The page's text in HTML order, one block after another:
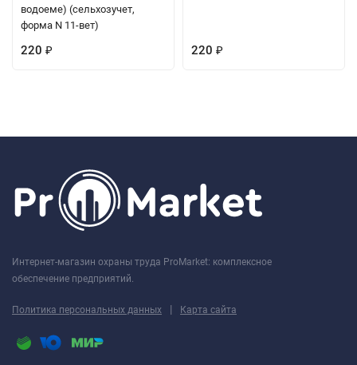
водоеме) (сельхозучет,
форма N 11-вет)
220 ₽ 220 ₽
Интернет-магазин охраны труда ProMarket: комплексное
обеспечение предприятий.
Политика персональных данных | Карта сайта